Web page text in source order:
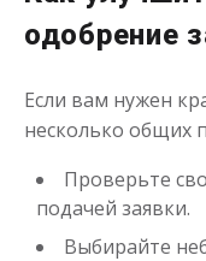
одобрение
Если вам нужен
несколько общих
Проверьте
подачей заявки.
Выбирайте